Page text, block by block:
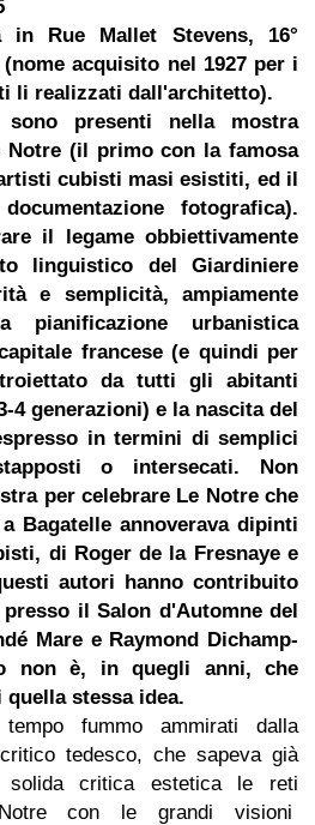
in Rue Mallet Stevens, 16°
acquisito nel 1927 per i
li realizzati dall'architetto).
presenti nella mostra
Notre (il primo con la famosa
cubisti masi esistiti, ed il
fotografica).
il legame obbiettivamente
linguistico del Giardiniere
e semplicità, ampiamente
urbanistica
francese (e quindi per
da tutti gli abitanti
4 generazioni) e la nascita del
in termini di semplici
o intersecati. Non
per celebrare Le Notre che
Bagatelle annoverava dipinti
di Roger de la Fresnaye e
autori hanno contribuito
il Salon d'Automne del
Mare e Raymond Dichamp-
non è, in quegli anni, che
stessa idea.
fummo ammirati dalla
tedesco, che sapeva già
critica estetica le reti
con le grandi visioni